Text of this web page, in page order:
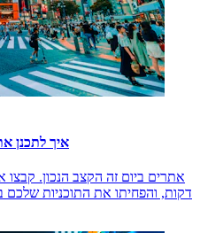
איך לתכנן
דקות, והפחיתו את התוכניות שלכם